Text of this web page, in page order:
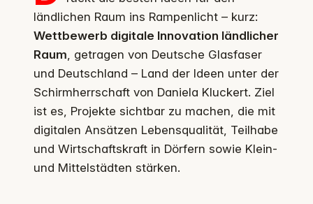
ländlichen Raum ins Rampenlicht – kurz:
Wettbewerb digitale Innovation ländlicher
Raum, getragen von Deutsche Glasfaser
und Deutschland – Land der Ideen unter der
Schirmherrschaft von Daniela Kluckert. Ziel
ist es, Projekte sichtbar zu machen, die mit
digitalen Ansätzen Lebensqualität, Teilhabe
und Wirtschaftskraft in Dörfern sowie Klein-
und Mittelstädten stärken.